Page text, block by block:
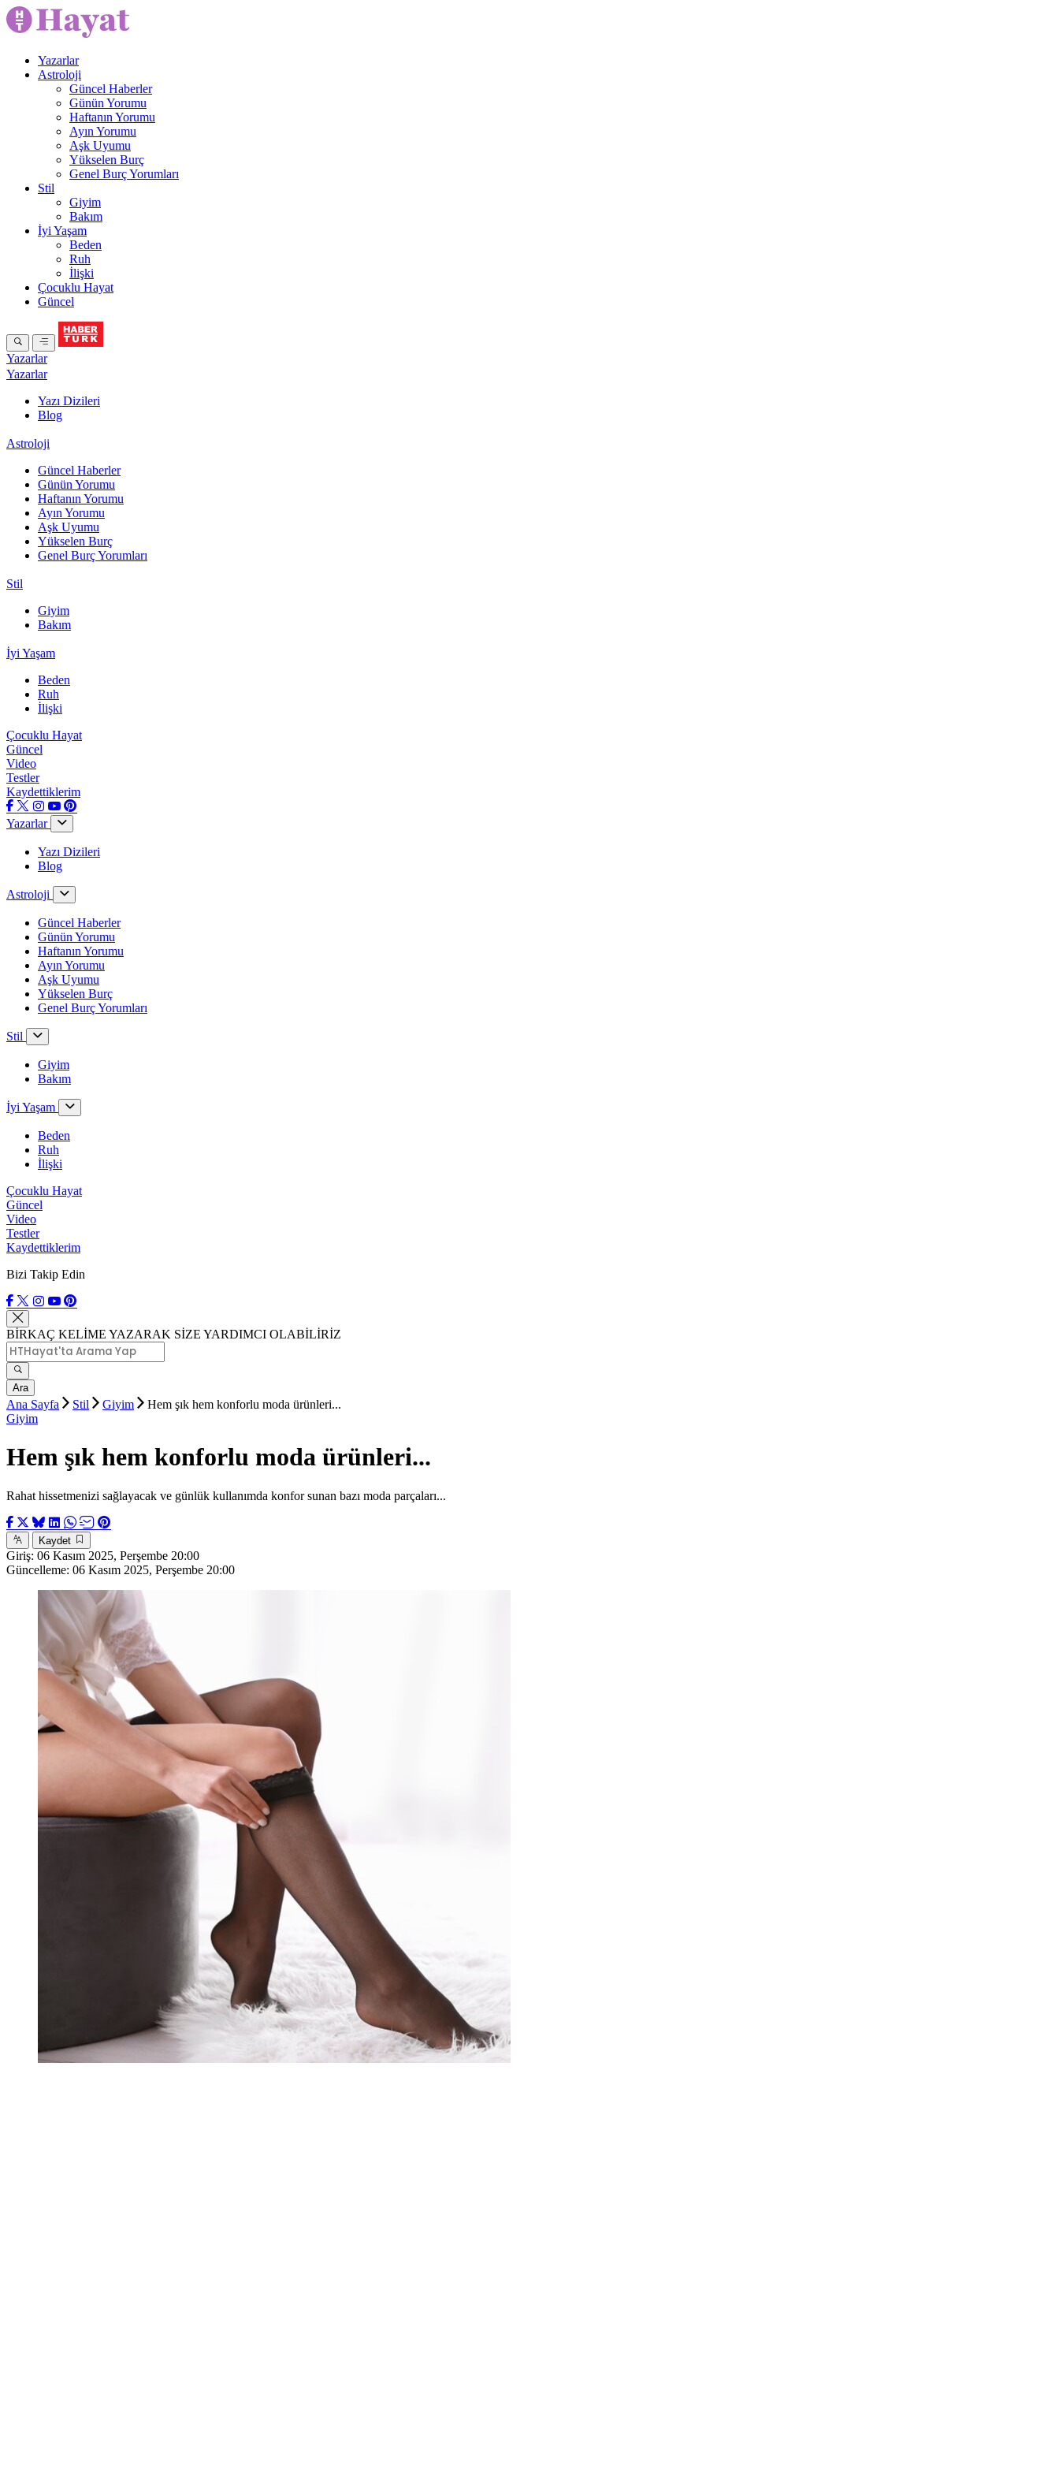
Yazarlar
Astroloji
Güncel Haberler
Günün Yorumu
Haftanın Yorumu
Ayın Yorumu
Aşk Uyumu
Yükselen Burç
Genel Burç Yorumları
Stil
Giyim
Bakım
İyi Yaşam
Beden
Ruh
İlişki
Çocuklu Hayat
Güncel
Yazarlar
Yazarlar
Yazı Dizileri
Blog
Astroloji
Güncel Haberler
Günün Yorumu
Haftanın Yorumu
Ayın Yorumu
Aşk Uyumu
Yükselen Burç
Genel Burç Yorumları
Stil
Giyim
Bakım
İyi Yaşam
Beden
Ruh
İlişki
Çocuklu Hayat
Güncel
Video
Testler
Kaydettiklerim
Yazarlar
Yazı Dizileri
Blog
Astroloji
Güncel Haberler
Günün Yorumu
Haftanın Yorumu
Ayın Yorumu
Aşk Uyumu
Yükselen Burç
Genel Burç Yorumları
Stil
Giyim
Bakım
İyi Yaşam
Beden
Ruh
İlişki
Çocuklu Hayat
Güncel
Video
Testler
Kaydettiklerim
Bizi Takip Edin
BİRKAÇ KELİME YAZARAK SİZE YARDIMCI OLABİLİRİZ
Ara
Ana Sayfa Stil Giyim
Hem şık hem konforlu moda ürünleri...
Giyim
Hem şık hem konforlu moda ürünleri...
Rahat hissetmenizi sağlayacak ve günlük kullanımda konfor sunan bazı moda parçaları...
Kaydet
Giriş: 06 Kasım 2025, Perşembe 20:00
Güncelleme: 06 Kasım 2025, Perşembe 20:00